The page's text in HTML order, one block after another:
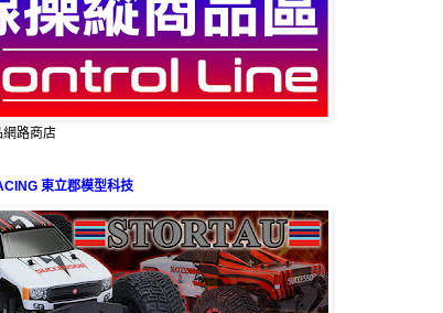
網路商店
東立郡模型科技